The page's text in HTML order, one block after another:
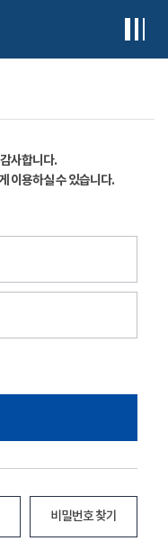
사합니다.
이용하실 수 있습니다.
비밀번호 찾기